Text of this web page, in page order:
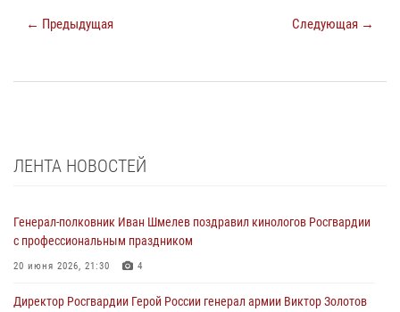
← Предыдущая Следующая →
ЛЕНТА НОВОСТЕЙ
Генерал-полковник Иван Шмелев поздравил кинологов Росгвардии
с профессиональным праздником
20 июня 2026, 21:30 4
Директор Росгвардии Герой России генерал армии Виктор Золотов